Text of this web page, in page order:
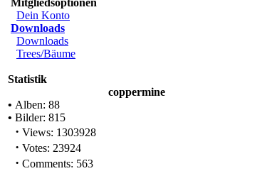
Mitgliedsoptionen
Dein Konto
Downloads
Downloads
Trees/Bäume
Statistik
coppermine
• Alben: 88
• Bilder: 815
· Views: 1303928
· Votes: 23924
· Comments: 563